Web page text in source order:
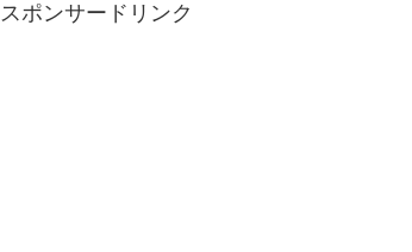
スポンサードリンク